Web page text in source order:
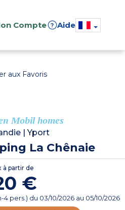
Compte ? Aide
aux Favoris
Mobil homes
|Yport
La Chênaie
à partir de
€
4 pers.) du 03/10/2026au 05/10/2026